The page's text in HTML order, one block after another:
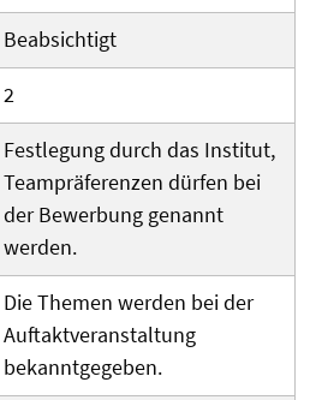
Beabsichtigt
2
Festlegung durch das Institut,
Teampräferenzen dürfen bei
der Bewerbung genannt
werden.
Die Themen werden bei der
Auftaktveranstaltung
bekanntgegeben.